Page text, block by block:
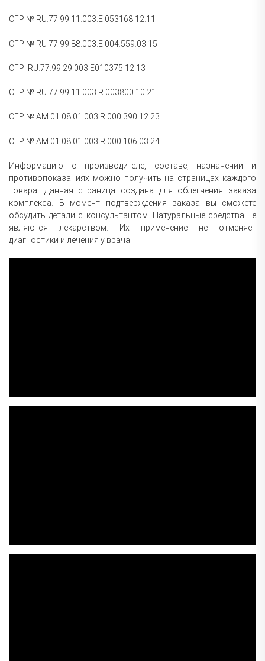
СГР № RU.77.99.11.003.Е.053168.12.11
СГР № RU 77.99.88.003.E.004.559.03.15
СГР: RU.77.99.29.003.Е010375.12.13
СГР № RU.77.99.11.003.R.003800.10.21
СГР № АМ 01.08.01.003.R.000.390.12.23
СГР № АМ 01.08.01.003.R.000.106.03.24
Информацию о производителе, составе, назначении и
противопоказаниях можно получить на страницах каждого
товара. Данная страница создана для облегчения заказа
комплекса. В момент подтверждения заказа вы сможете
обсудить детали с консультантом. Натуральные средства не
являются лекарством. Их применение не отменяет
диагностики и лечения у врача.